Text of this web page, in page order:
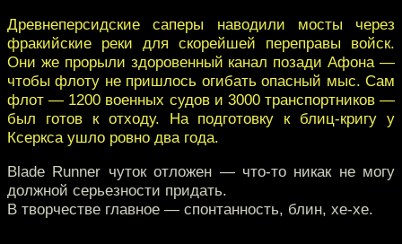
Древнеперсидские саперы наводили мосты через
фракийские реки для скорейшей переправы войск.
Они же прорыли здоровенный канал позади Афона —
чтобы флоту не пришлось огибать опасный мыс. Сам
флот — 1200 военных судов и 3000 транспортников —
был готов к отходу. На подготовку к блиц-кригу у
Ксеркса ушло ровно два года.
Blade Runner чуток отложен — что-то никак не могу
должной серьезности придать.
В творчестве главное — спонтанность, блин, хе-хе.